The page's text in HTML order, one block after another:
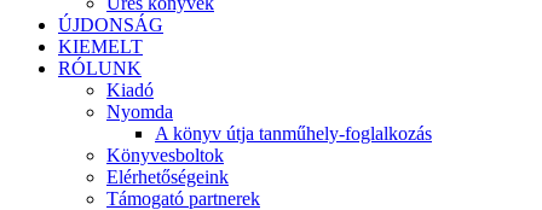
ÚJDONSÁG
KIEMELT
RÓLUNK
Kiadó
Nyomda
A könyv útja tanműhely-foglalkozás
Könyvesboltok
Elérhetőségeink
Támogató partnerek